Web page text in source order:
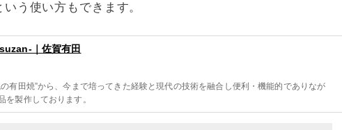
う使い方もできます。
｜佐賀有田
有田焼”から、今まで培ってきた経験と現代の技術を融合し便利・機能的でありなが
を製作しております。